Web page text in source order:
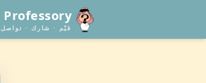
Professory
قيّم · شارك · تواصل